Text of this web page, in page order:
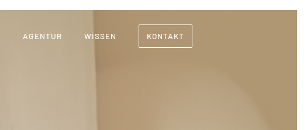
AGENTUR WISSEN KONTAKT